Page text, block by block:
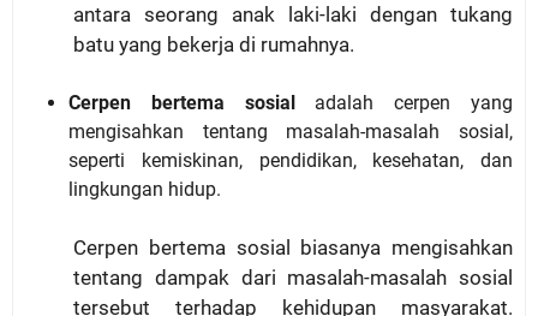
antara seorang anak laki-laki dengan tukang
batu yang bekerja di rumahnya.
Cerpen bertema sosial adalah cerpen yang
mengisahkan tentang masalah-masalah sosial,
seperti kemiskinan, pendidikan, kesehatan, dan
lingkungan hidup.
Cerpen bertema sosial biasanya mengisahkan
tentang dampak dari masalah-masalah sosial
tersebut terhadap kehidupan masyarakat.